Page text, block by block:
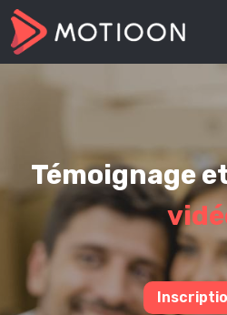
Témoignage